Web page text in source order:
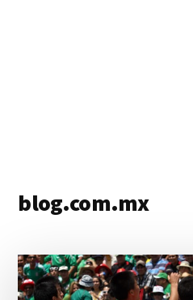
blog.com.mx
blogs